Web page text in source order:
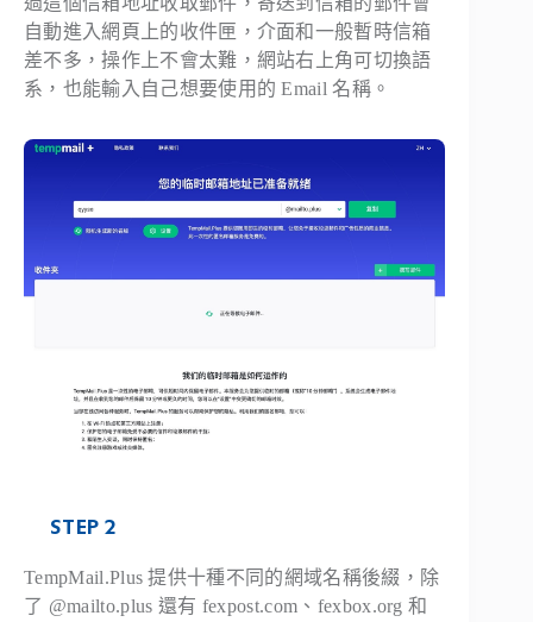
自動進入網頁上的收件匣，介面和一般暫時信箱
差不多，操作上不會太難，網站右上角可切換語
系，也能輸入自己想要使用的 Email 名稱。
STEP 2
TempMail.Plus 提供十種不同的網域名稱後綴，除
了 @mailto.plus 還有 fexpost.com、fexbox.org 和